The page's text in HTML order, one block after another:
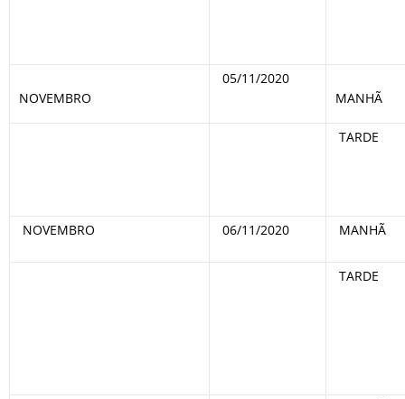
NOVEMBRO
05/11/2020
MANHÃ
TARDE
NOVEMBRO 06/11/2020 MANHÃ
TARDE